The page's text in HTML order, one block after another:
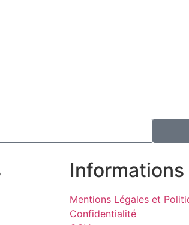
Informations
Mentions Légales et
Confidentialité